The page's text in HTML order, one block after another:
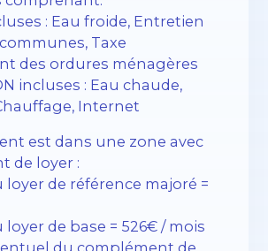
: Eau froide, Entretien
Taxe
des ordures ménagères
incluses : Eau chaude,
Internet
est dans une zone avec
de loyer :
de référence majoré =
de base = 526€ / mois
du complément de